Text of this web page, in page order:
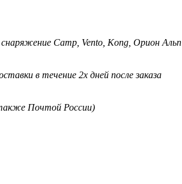
Camp, Vento, Kong, Орион Альп
в течение 2х дней после заказа
Почтой России)